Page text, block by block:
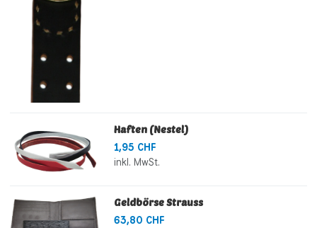
Haften (Nestel)
1,95 CHF
inkl. MwSt.
Geldbörse Strauss
63,80 CHF